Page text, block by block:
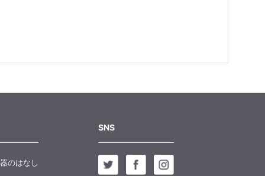
のはなし
SNS